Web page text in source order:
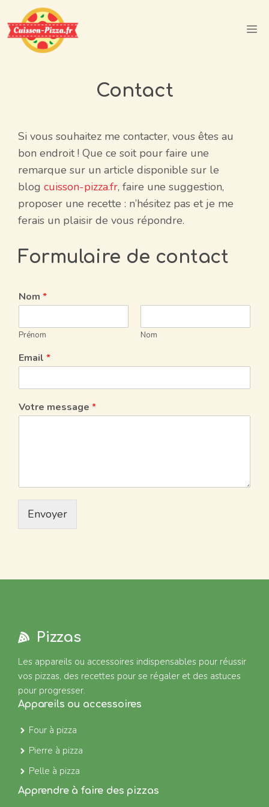
au
contenu
Contact
Si vous souhaitez me contacter, vous êtes au
bon endroit ! Que ce soit pour faire une
remarque sur un article disponible sur le
blog cuisson-pizza.fr, faire une suggestion,
proposer une recette : n’hésitez pas et je me
ferais un plaisir de vous répondre.
Formulaire de contact
Nom *
Prénom Nom
Email *
Votre message *
Envoyer
Pizzas
Les appareils ou accessoires indispensables pour réussir
vos pizzas, des recettes pour se régaler et des astuces
pour progresser.
Appareils ou accessoires
Four à pizza
Pierre à pizza
Pelle à pizza
Apprendre à faire des pizzas